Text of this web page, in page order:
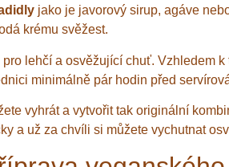
jako je javorový sirup, agáve
krému svěžest.
pro lehčí a osvěžující chuť. Vzhledem
minimálně pár hodin před
vyhrát a vytvořit tak originální
a už za chvíli si můžete vychutnat